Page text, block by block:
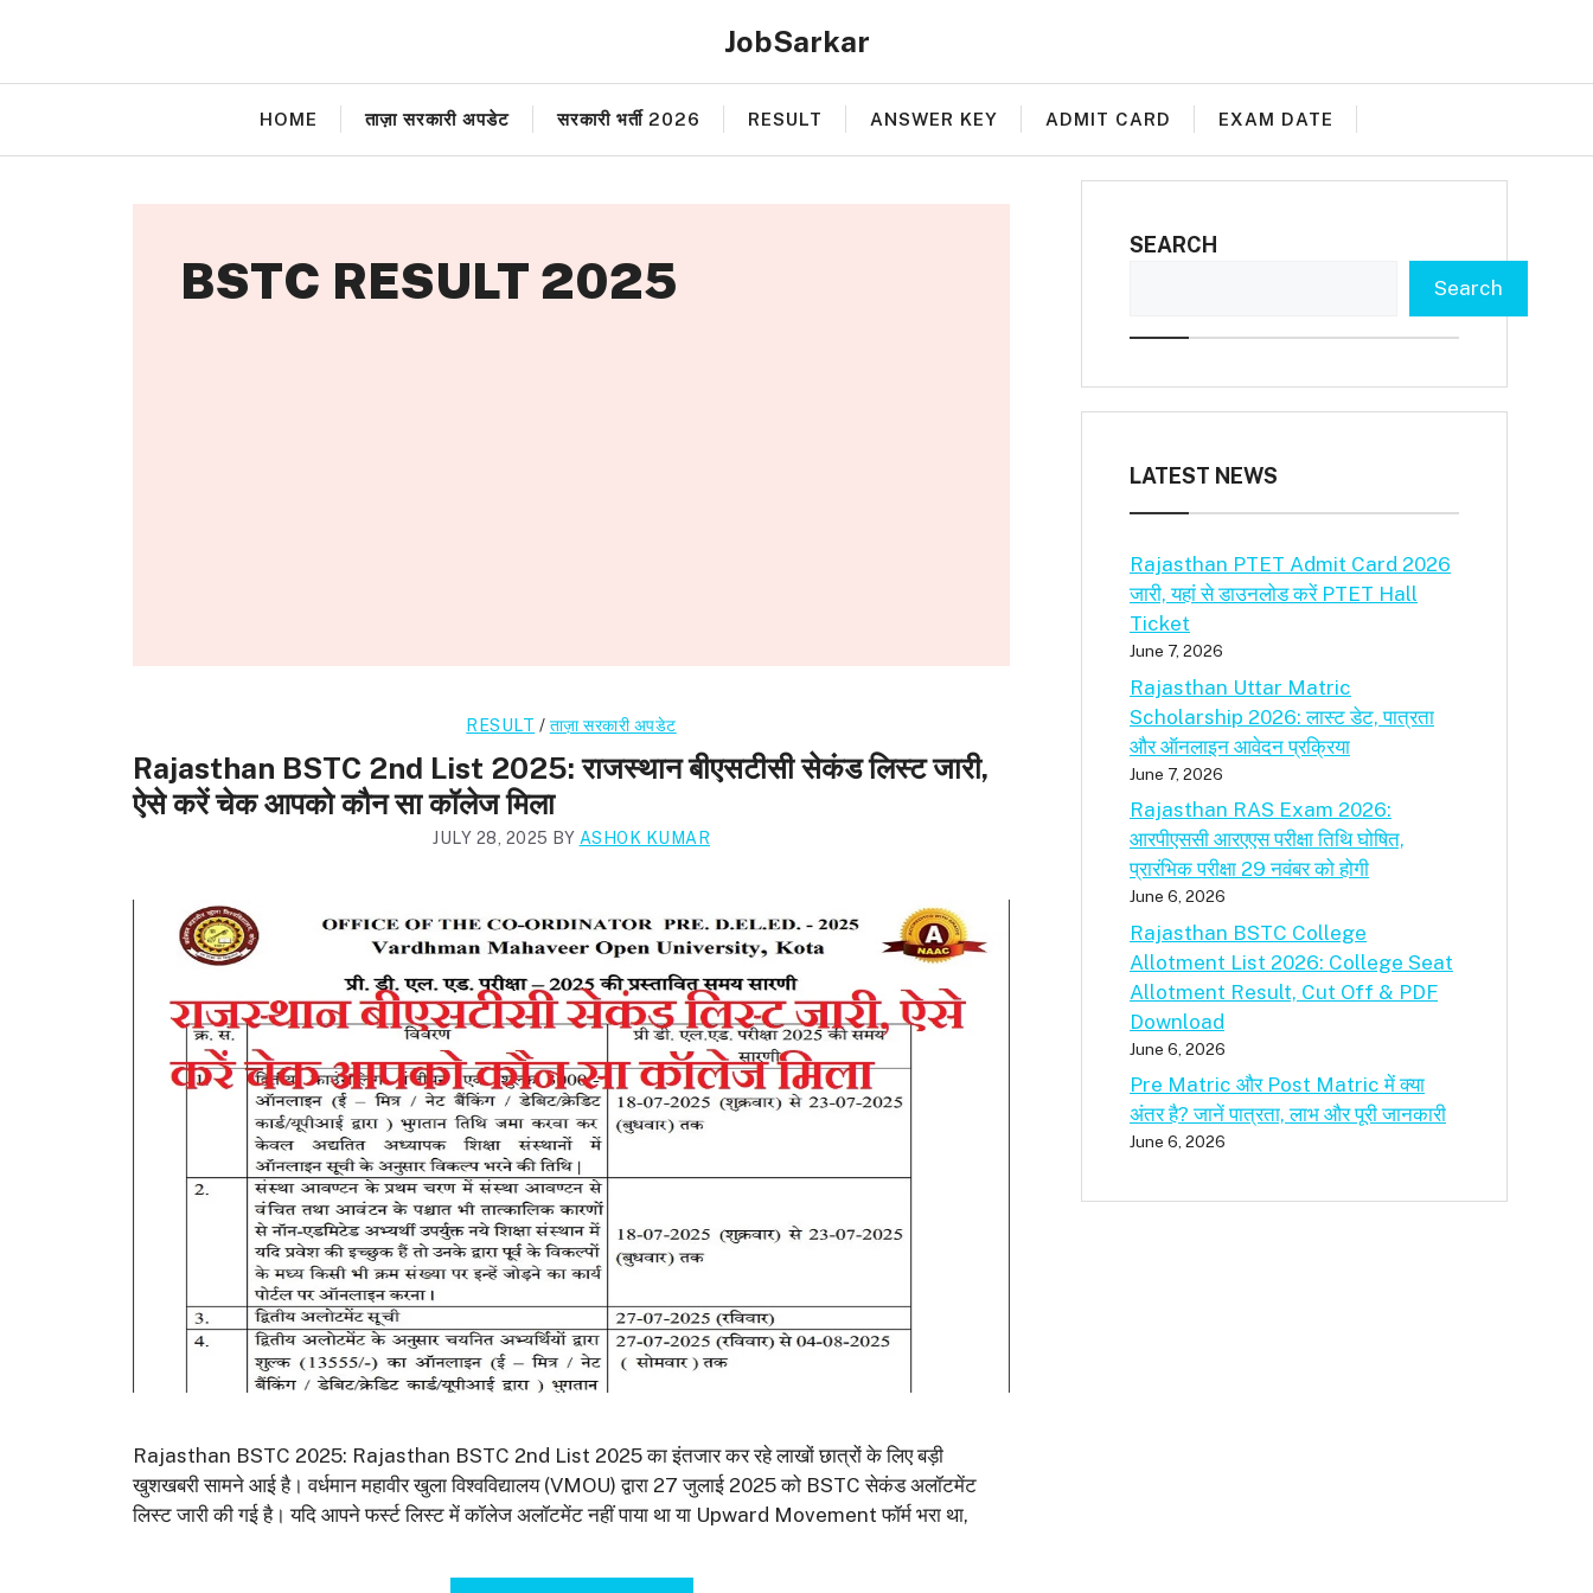
JobSarkar
HOME ताज़ा सरकारी अपडेट सरकारी भर्ती 2026 RESULT ANSWER KEY ADMIT CARD EXAM DATE
BSTC RESULT 2025
RESULT / ताज़ा सरकारी अपडेट
Rajasthan BSTC 2nd List 2025: राजस्थान बीएसटीसी सेकंड लिस्ट जारी,
ऐसे करें चेक आपको कौन सा कॉलेज मिला
JULY 28, 2025 BY ASHOK KUMAR
Rajasthan BSTC 2025: Rajasthan BSTC 2nd List 2025 का इंतजार कर रहे लाखों छात्रों के लिए बड़ी
खुशखबरी सामने आई है। वर्धमान महावीर खुला विश्वविद्यालय (VMOU) द्वारा 27 जुलाई 2025 को BSTC सेकंड अलॉटमेंट
लिस्ट जारी की गई है। यदि आपने फर्स्ट लिस्ट में कॉलेज अलॉटमेंट नहीं पाया था या Upward Movement फॉर्म भरा था,
SEARCH
Search
LATEST NEWS
Rajasthan PTET Admit Card 2026
जारी, यहां से डाउनलोड करें PTET Hall
Ticket
June 7, 2026
Rajasthan Uttar Matric
Scholarship 2026: लास्ट डेट, पात्रता
और ऑनलाइन आवेदन प्रक्रिया
June 7, 2026
Rajasthan RAS Exam 2026:
आरपीएससी आरएएस परीक्षा तिथि घोषित,
प्रारंभिक परीक्षा 29 नवंबर को होगी
June 6, 2026
Rajasthan BSTC College
Allotment List 2026: College Seat
Allotment Result, Cut Off & PDF
Download
June 6, 2026
Pre Matric और Post Matric में क्या
अंतर है? जानें पात्रता, लाभ और पूरी जानकारी
June 6, 2026